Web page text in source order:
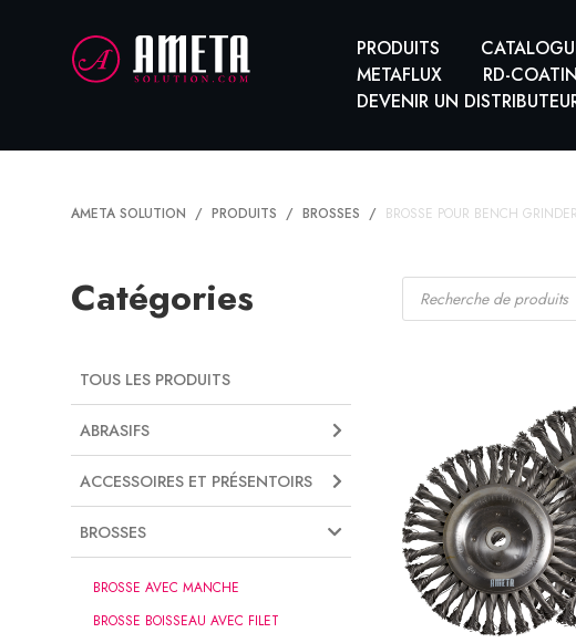
PRODUITS
METAFLUX
RD-
DEVENIR UN
AMETA SOLUTION PRODUITS BROSSES BROSSE POUR BENCH
Catégories
TOUS LES PRODUITS
ABRASIFS
ACCESSOIRES ET PRÉSENTOIRS
BROSSES
BROSSE AVEC MANCHE
BROSSE BOISSEAU AVEC FILET
Recherche
produits